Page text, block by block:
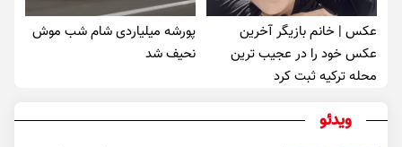
عکس | خانم بازیگر آخرین
عکس خود را در عجیب ترین
محله ترکیه ثبت کرد
پورشه میلیاردی شام شب موش‌
نحیف شد
ویدئو